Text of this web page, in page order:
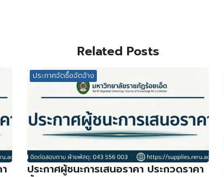
Related Posts
ประกาศจัดซื้อจัดจ้าง
ประกาศผู้ชนะการเสนอราคา ประกวดราคา